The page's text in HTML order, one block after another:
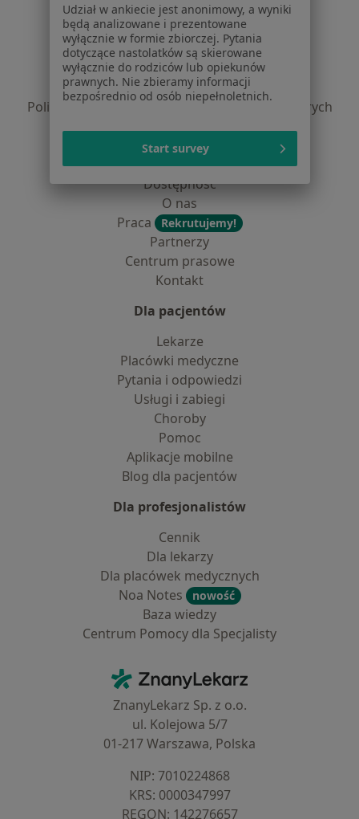
Serwis
Regulamin
Polityka prywatności pacjentów
Polityka prywatności profesjonalistów
Polityka prywatności dla profesjonalistów, których
Polityka cookies
Jak działają wyniki wyszukiwania
Dostępność
O nas
Praca
Rekrutujemy!
Partnerzy
Centrum prasowe
Kontakt
Dla pacjentów
Lekarze
Placówki medyczne
Pytania i odpowiedzi
Usługi i zabiegi
Choroby
Pomoc
Aplikacje mobilne
Blog dla pacjentów
Dla profesjonalistów
Cennik
Dla lekarzy
Dla placówek medycznych
Noa Notes
nowość
Baza wiedzy
Centrum Pomocy dla Specjalisty
ZnanyLekarz - Strona główna
ZnanyLekarz Sp. z o.o.
ul. Kolejowa 5/7
01-217 Warszawa, Polska
NIP: ⁠7010224868
KRS: ⁠0000347997
REGON: ⁠142276657
Udział w ankiecie jest anonimowy, a wyniki
będą analizowane i prezentowane
wyłącznie w formie zbiorczej. Pytania
dotyczące nastolatków są skierowane
wyłącznie do rodziców lub opiekunów
prawnych. Nie zbieramy informacji
bezpośrednio od osób niepełnoletnich.
Start survey